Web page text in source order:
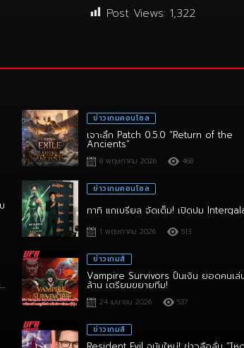
เจาะลึก Patch 0.5.0 “Return of the
Ancients”
8 พฤษภาคม 2026
ทาทิ แกเบรียล จัดเต็ม! เปิดปม
1 พฤษภาคม 2026 513
Vampire Survivors ปั้นเงิน ยอดคนเล่น
ล้าน เตรียมขยายทีม!
24 เมษายน 2026
Resident Evil ฉบับใหม่! ข่าวลือลั่น “โหด-
เดือด-จัดเต็ม” เหมือน Fury Road เวอร์